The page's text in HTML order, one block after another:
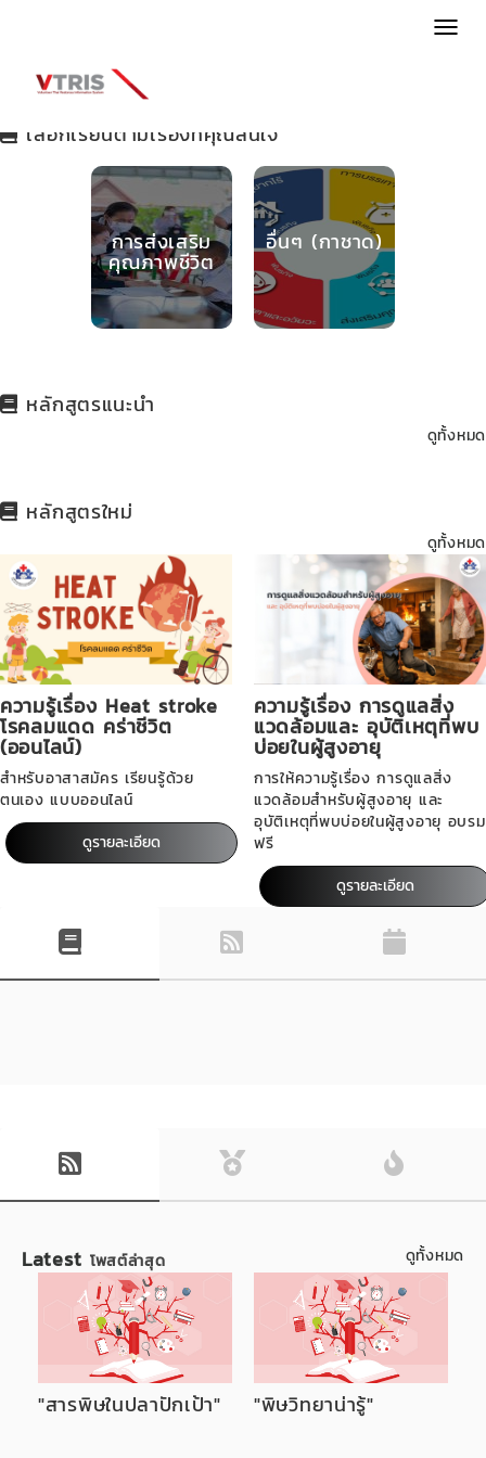
MENU
เลือกเรียนตามเรื่องที่คุณสนใจ
การส่งเสริม
คุณภาพชีวิต
อื่นๆ (กาชาด)
หลักสูตรแนะนำ
ดูทั้งหมด
หลักสูตรใหม่
ดูทั้งหมด
ความรู้เรื่อง Heat stroke
โรคลมแดด คร่าชีวิต
(ออนไลน์)
สำหรับอาสาสมัคร เรียนรู้ด้วย
ตนเอง แบบออนไลน์
ดูรายละเอียด
ความรู้เรื่อง การดูแลสิ่ง
แวดล้อมและ อุบัติเหตุที่พบ
บ่อยในผู้สูงอายุ
การให้ความรู้เรื่อง การดูแลสิ่ง
แวดล้อมสำหรับผู้สูงอายุ และ
อุบัติเหตุที่พบบ่อยในผู้สูงอายุ อบรม
ฟรี
ดูรายละเอียด
Latest โพสต์ล่าสุด ดูทั้งหมด
"สารพิษในปลาปักเป้า" "พิษวิทยาน่ารู้"